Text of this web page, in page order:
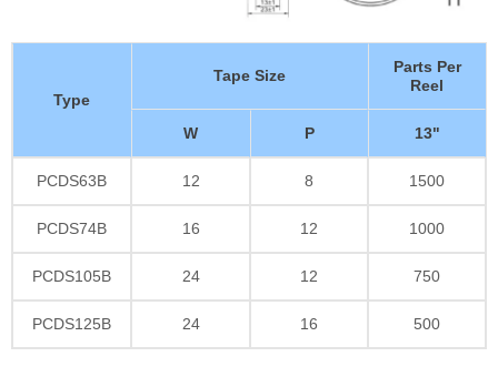
Type
Tape Size
Parts Per
Reel
W P 13"
PCDS63B 12 8 1500
PCDS74B 16 12 1000
PCDS105B 24 12 750
PCDS125B 24 16 500